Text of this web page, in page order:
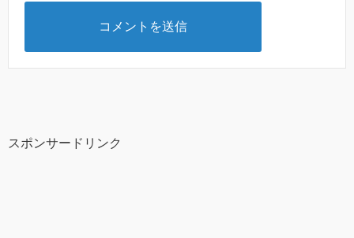
スポンサードリンク